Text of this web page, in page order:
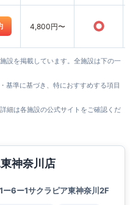
4,800円〜 ○
設を掲載しています。全施設は下の一
基準に基づき、特におすすめする項目
細は各施設の公式サイトをご確認くだ
神奈川店
6ー1サクラピア東神奈川2F